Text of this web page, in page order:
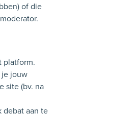
of die
platform.
je jouw
site (bv. na
debat aan te